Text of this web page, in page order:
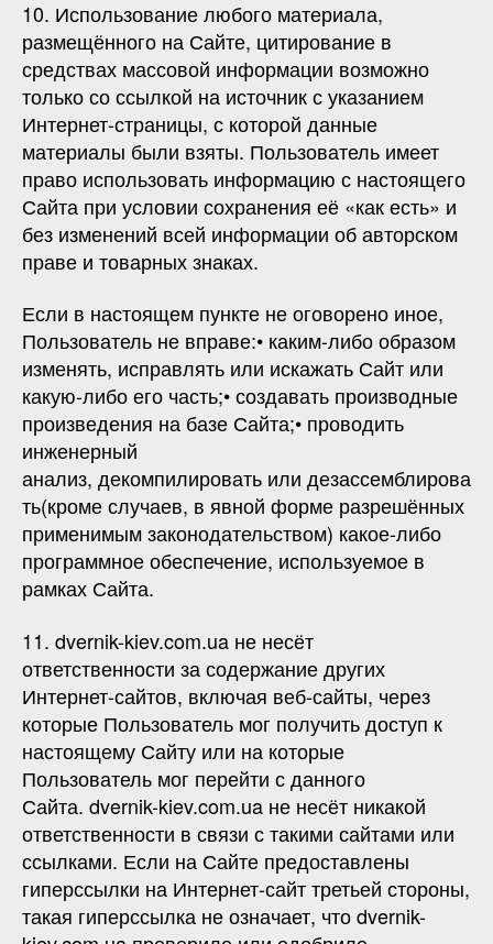
10. Использование любого материала,
размещённого на Сайте, цитирование в
средствах массовой информации возможно
только со ссылкой на источник с указанием
Интернет-страницы, с которой данные
материалы были взяты. Пользователь имеет
право использовать информацию с настоящего
Сайта при условии сохранения её «как есть» и
без изменений всей информации об авторском
праве и товарных знаках.
Если в настоящем пункте не оговорено иное,
Пользователь не вправе:• каким-либо образом
изменять, исправлять или искажать Сайт или
какую-либо его часть;• создавать производные
произведения на базе Сайта;• проводить
инженерный
анализ, декомпилировать или дезассемблирова
ть(кроме случаев, в явной форме разрешённых
применимым законодательством) какое-либо
программное обеспечение, используемое в
рамках Сайта.
11. dvernik-kiev.com.ua не несёт
ответственности за содержание других
Интернет-сайтов, включая веб-сайты, через
которые Пользователь мог получить доступ к
настоящему Сайту или на которые
Пользователь мог перейти с данного
Сайта. dvernik-kiev.com.ua не несёт никакой
ответственности в связи с такими сайтами или
ссылками. Если на Сайте предоставлены
гиперссылки на Интернет-сайт третьей стороны,
такая гиперссылка не означает, что dvernik-